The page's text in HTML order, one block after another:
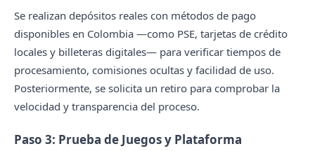
Se realizan depósitos reales con métodos de pago
disponibles en Colombia —como PSE, tarjetas de crédito
locales y billeteras digitales— para verificar tiempos de
procesamiento, comisiones ocultas y facilidad de uso.
Posteriormente, se solicita un retiro para comprobar la
velocidad y transparencia del proceso.
Paso 3: Prueba de Juegos y Plataforma